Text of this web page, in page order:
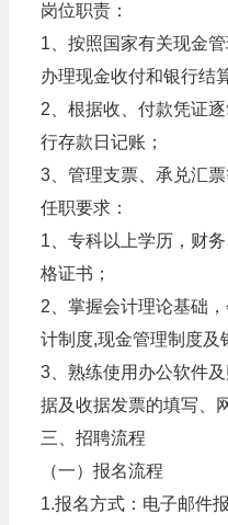
岗位职责：
1、按照国家有关现金
办理现金收付和银行结
2、根据收、付款凭证
行存款日记账；
3、管理支票、承兑汇票
任职要求：
1、专科以上学历，财
格证书；
2、掌握会计理论基础
计制度,现金管理制度及
3、熟练使用办公软件
据及收据发票的填写、
三、招聘流程
（一）报名流程
1.报名方式：电子邮件